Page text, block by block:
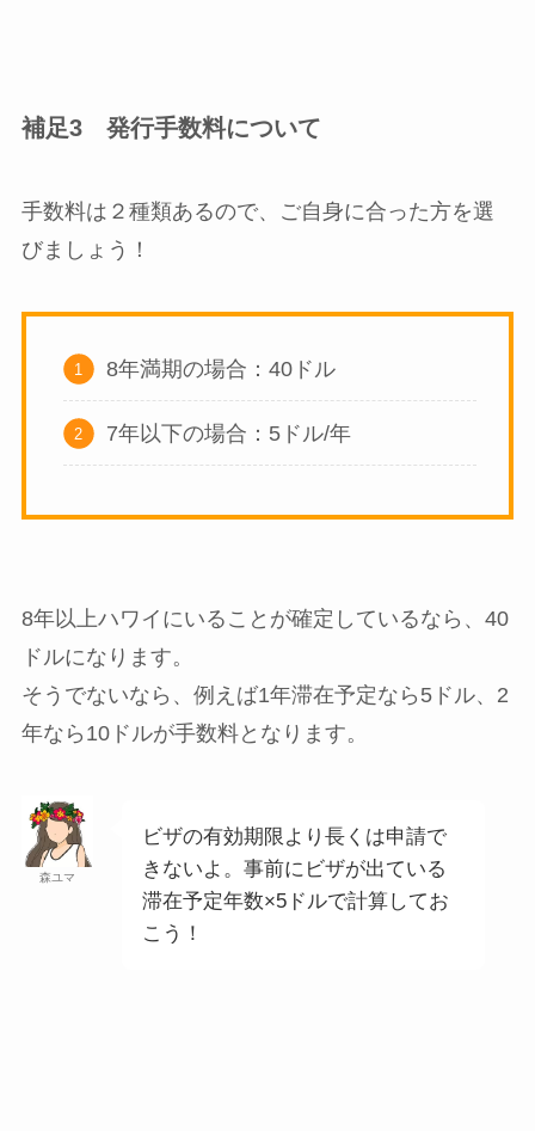
補足3 発行手数料について
手数料は２種類あるので、ご自身に合った方を選
びましょう！
8年満期の場合：40ドル
7年以下の場合：5ドル/年
8年以上ハワイにいることが確定しているなら、40
ドルになります。
そうでないなら、例えば1年滞在予定なら5ドル、2
年なら10ドルが手数料となります。
森ユマ
ビザの有効期限より長くは申請で
きないよ。事前にビザが出ている
滞在予定年数×5ドルで計算してお
こう！